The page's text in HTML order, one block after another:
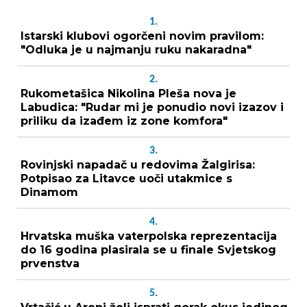
1.
Istarski klubovi ogorčeni novim pravilom:
"Odluka je u najmanju ruku nakaradna"
2.
Rukometašica Nikolina Pleša nova je
Labudica: "Rudar mi je ponudio novi izazov i
priliku da izađem iz zone komfora"
3.
Rovinjski napadač u redovima Žalgirisa:
Potpisao za Litavce uoči utakmice s
Dinamom
4.
Hrvatska muška vaterpolska reprezentacija
do 16 godina plasirala se u finale Svjetskog
prvenstva
5.